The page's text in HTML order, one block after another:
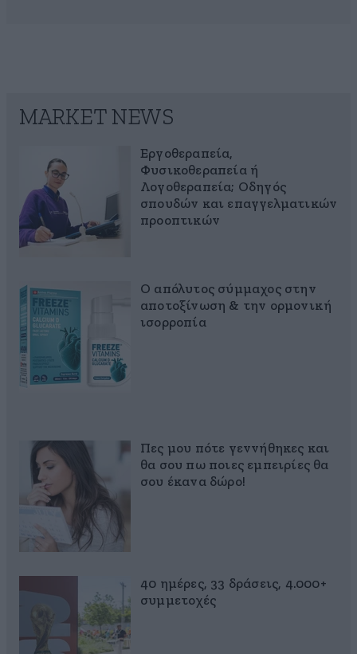
MARKET NEWS
Εργοθεραπεία,
Φυσικοθεραπεία ή
Λογοθεραπεία; Οδηγός
σπουδών και επαγγελματικών
προοπτικών
Ο απόλυτος σύμμαχος στην
αποτοξίνωση & την ορμονική
ισορροπία
Πες μου πότε γεννήθηκες και
θα σου πω ποιες εμπειρίες θα
σου έκανα δώρο!
40 ημέρες, 33 δράσεις, 4.000+
συμμετοχές